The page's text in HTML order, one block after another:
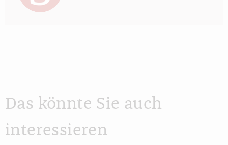
Das könnte Sie auch
interessieren